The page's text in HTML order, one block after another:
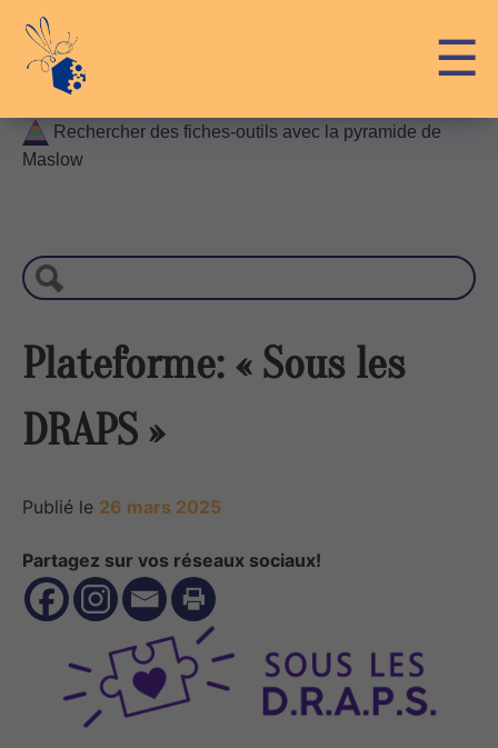
content
☰
Rechercher des fiches-outils avec la pyramide de
Maslow
c
h
r
c
Plateforme: « Sous les
DRAPS »
Publié le 26 mars 2025
Partagez sur vos réseaux sociaux!